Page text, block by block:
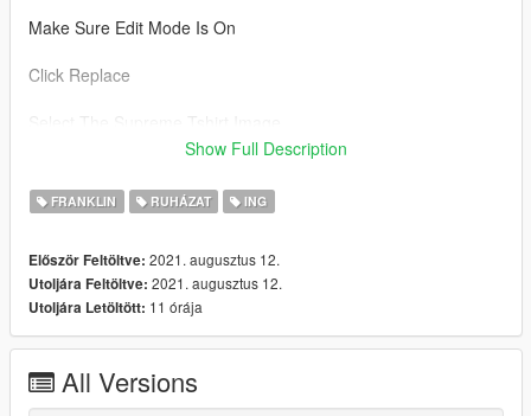
Make Sure Edit Mode Is On
Click Replace
supreme
clothing
shirt
Show Full Description
FRANKLIN RUHÁZAT ING
Először Feltöltve: 2021. augusztus 12.
Utoljára Feltöltve: 2021. augusztus 12.
Utoljára Letöltött: 11 órája
All Versions